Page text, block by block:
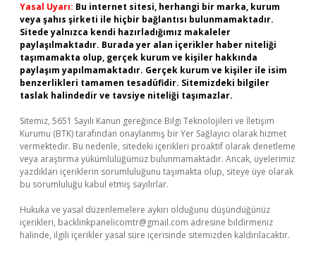
Yasal Uyarı: Bu internet sitesi, herhangi bir marka, kurum
veya şahıs şirketi ile hiçbir bağlantısı bulunmamaktadır.
Sitede yalnızca kendi hazırladığımız makaleler
paylaşılmaktadır. Burada yer alan içerikler haber niteliği
taşımamakta olup, gerçek kurum ve kişiler hakkında
paylaşım yapılmamaktadır. Gerçek kurum ve kişiler ile isim
benzerlikleri tamamen tesadüfidir. Sitemizdeki bilgiler
taslak halindedir ve tavsiye niteliği taşımazlar.
Sitemiz, 5651 Sayılı Kanun gereğince Bilgi Teknolojileri ve İletişim
Kurumu (BTK) tarafından onaylanmış bir Yer Sağlayıcı olarak hizmet
vermektedir. Bu nedenle, sitedeki içerikleri proaktif olarak denetleme
veya araştırma yükümlülüğümüz bulunmamaktadır. Ancak, üyelerimiz
yazdıkları içeriklerin sorumluluğunu taşımakta olup, siteye üye olarak
bu sorumluluğu kabul etmiş sayılırlar.
Hukuka ve yasal düzenlemelere aykırı olduğunu düşündüğünüz
içerikleri, backlinkpanelicomtr@gmail.com adresine bildirmeniz
halinde, ilgili içerikler yasal süre içerisinde sitemizden kaldırılacaktır.